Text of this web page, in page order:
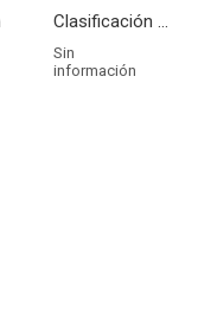
Clasificación por edades
Sin
información